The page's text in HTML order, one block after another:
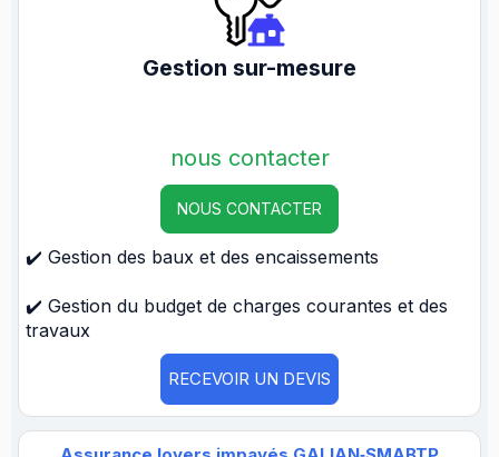
Gestion sur-mesure
nous contacter
NOUS CONTACTER
✔️ Gestion des baux et des encaissements
✔️ Gestion du budget de charges courantes et des
travaux
RECEVOIR UN DEVIS